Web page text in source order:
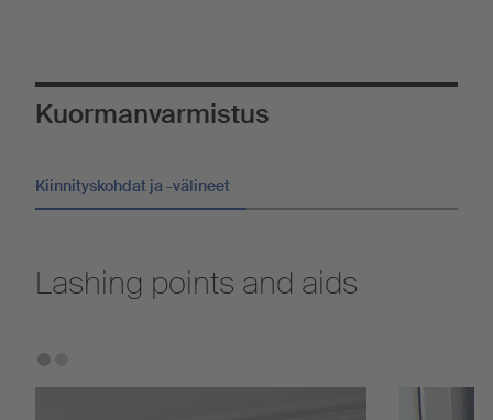
Kuormanvarmistus
Kiinnityskohdat ja -välineet
Lashing points and aids